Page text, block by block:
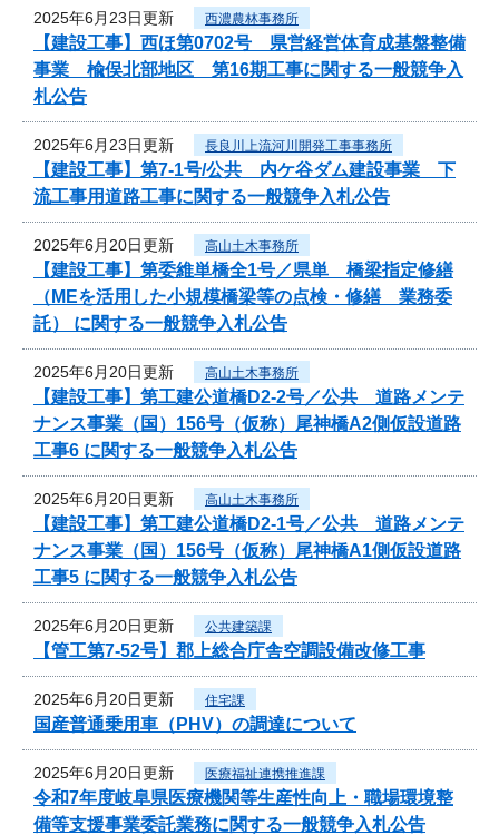
2025年6月23日更新 西濃農林事務所
【建設工事】西ほ第0702号 県営経営体育成基盤整備
事業 楡俣北部地区 第16期工事に関する一般競争入
札公告
2025年6月23日更新 長良川上流河川開発工事事務所
【建設工事】第7-1号/公共 内ケ谷ダム建設事業 下
流工事用道路工事に関する一般競争入札公告
2025年6月20日更新 高山土木事務所
【建設工事】第委維単橋全1号／県単 橋梁指定修繕
（MEを活用した小規模橋梁等の点検・修繕 業務委
託） に関する一般競争入札公告
2025年6月20日更新 高山土木事務所
【建設工事】第工建公道橋D2-2号／公共 道路メンテ
ナンス事業（国）156号（仮称）尾神橋A2側仮設道路
工事6 に関する一般競争入札公告
2025年6月20日更新 高山土木事務所
【建設工事】第工建公道橋D2-1号／公共 道路メンテ
ナンス事業（国）156号（仮称）尾神橋A1側仮設道路
工事5 に関する一般競争入札公告
2025年6月20日更新 公共建築課
【管工第7-52号】郡上総合庁舎空調設備改修工事
2025年6月20日更新 住宅課
国産普通乗用車（PHV）の調達について
2025年6月20日更新 医療福祉連携推進課
令和7年度岐阜県医療機関等生産性向上・職場環境整
備等支援事業委託業務に関する一般競争入札公告